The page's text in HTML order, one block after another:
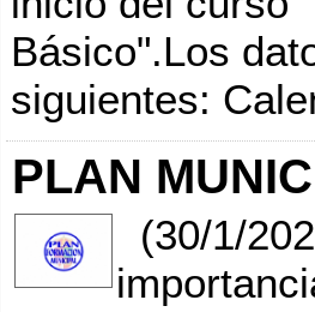
Básico".Los
siguientes:
PLAN
(30/1/